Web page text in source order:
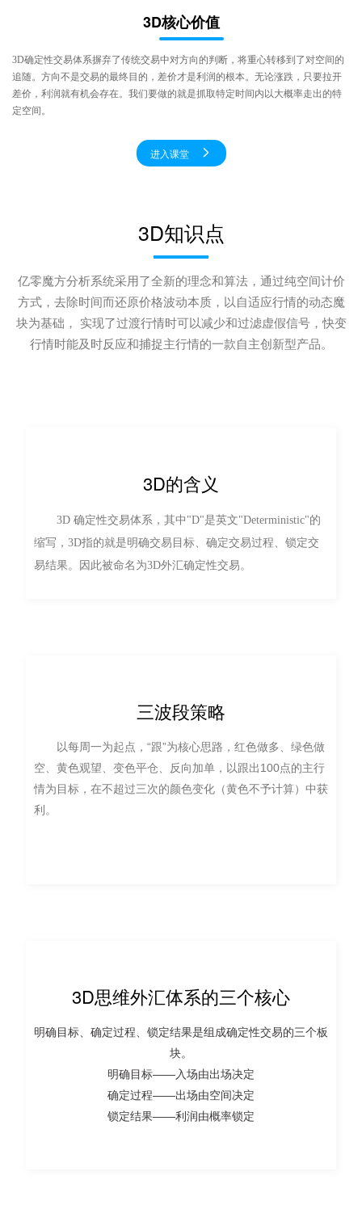
3D核心价值
3D确定性交易体系摒弃了传统交易中对方向的判断，将重心转移到了对空间的
追随。方向不是交易的最终目的，差价才是利润的根本。无论涨跌，只要拉开
差价，利润就有机会存在。我们要做的就是抓取特定时间内以大概率走出的特
定空间。
进入课堂
3D知识点
亿零魔方分析系统采用了全新的理念和算法，通过纯空间计价
方式，去除时间而还原价格波动本质，以自适应行情的动态魔
块为基础， 实现了过渡行情时可以减少和过滤虚假信号，快变
行情时能及时反应和捕捉主行情的一款自主创新型产品。
3D的含义
3D 确定性交易体系 ，其中"D"是英文"Deterministic"的
缩写，3D指的就是明确交易目标、确定交易过程、锁定交
易结果。因此被命名为3D外汇确定性交易。
三波段策略
以每周一为起点，“跟”为核心思路，红色做多、绿色做
空、黄色观望、变色平仓、反向加单，以跟出100点的主行
情为目标，在不超过三次的颜色变化（黄色不予计算）中获
利。
3D思维外汇体系的三个核心
明确目标、确定过程、锁定结果是组成确定性交易的三个板
块。
明确目标——入场由出场决定
确定过程——出场由空间决定
锁定结果——利润由概率锁定